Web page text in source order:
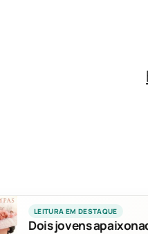
LEITURA EM DESTAQUE
Dois jovens